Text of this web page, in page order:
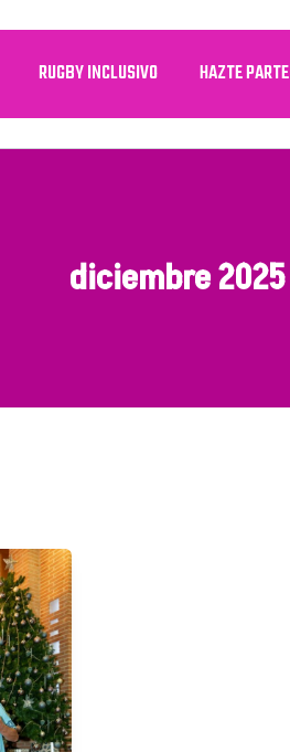
RUGBY INCLUSIVO HAZTE PARTE
diciembre 2025